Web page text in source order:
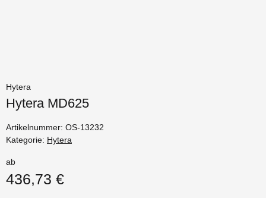
Hytera
Hytera MD625
Artikelnummer: OS-13232
Kategorie: Hytera
ab
436,73 €